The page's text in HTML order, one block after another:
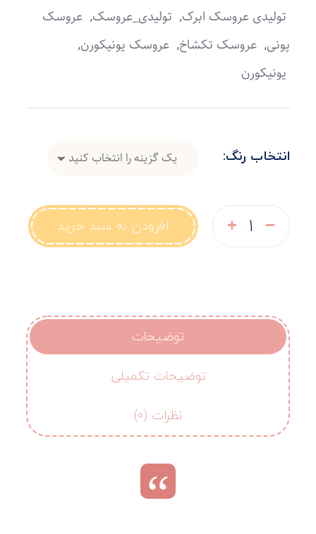
تولیدی عروسک ابرک, تولیدی_عروسک, عروسک
پونی, عروسک تکشاخ, عروسک یونیکورن,
یونیکورن
انتخاب رنگ
افزودن به سبد خرید
توضیحات
توضیحات تکمیلی
نظرات (0)